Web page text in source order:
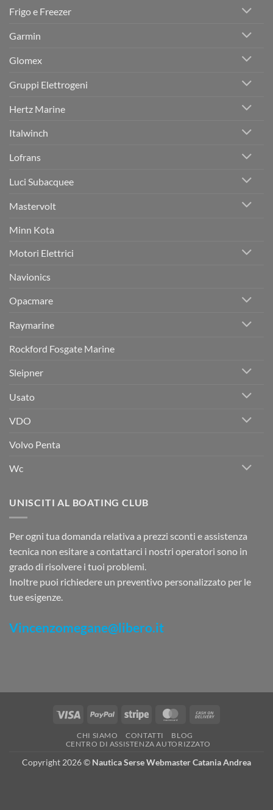
Frigo e Freezer
Garmin
Glomex
Gruppi Elettrogeni
Hertz Marine
Italwinch
Lofrans
Luci Subacquee
Mastervolt
Minn Kota
Motori Elettrici
Navionics
Opacmare
Raymarine
Rockford Fosgate Marine
Sleipner
Usato
VDO
Volvo Penta
Wc
UNISCITI AL BOATING CLUB
Per ogni tua domanda relativa a prezzi sconti e assistenza
tecnica non esitare a contattarci i nostri operatori sono in
grado di risolvere i tuoi problemi.
Inoltre puoi richiedere un preventivo personalizzato per le
tue esigenze.
Vincenzomegane@libero.it
Visa PayPal Stripe MasterCard
CHI SIAMO CONTATTI
BLOG
CENTRO DI ASSISTENZA AUTORIZZATO
Copyright 2026 © Nautica Serse Webmaster Catania Andrea